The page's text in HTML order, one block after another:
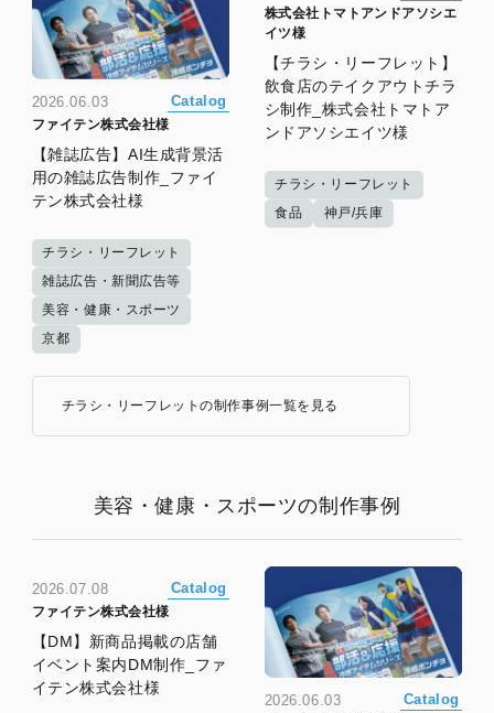
2026.06.03 Catalog
ファイテン株式会社様
【雑誌広告】AI生成背景活
用の雑誌広告制作_ファイ
テン株式会社様
チラシ・リーフレット
雑誌広告・新聞広告等
美容・健康・スポーツ
京都
株式会社トマトアンドアソシエ
イツ様
【チラシ・リーフレット】
飲食店のテイクアウトチラ
シ制作_株式会社トマトア
ンドアソシエイツ様
チラシ・リーフレット
食品
神戸/兵庫
チラシ・リーフレットの制作事例一覧を見る
美容・健康・スポーツの制作事例
2026.07.08 Catalog
ファイテン株式会社様
【DM】新商品掲載の店舗
イベント案内DM制作_ファ
イテン株式会社様
2026.06.03 Catalog